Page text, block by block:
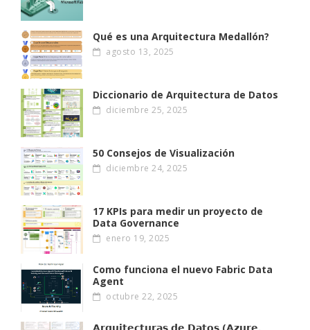
Qué es una Arquitectura Medallón?
agosto 13, 2025
Diccionario de Arquitectura de Datos
diciembre 25, 2025
50 Consejos de Visualización
diciembre 24, 2025
17 KPIs para medir un proyecto de
Data Governance
enero 19, 2025
Como funciona el nuevo Fabric Data
Agent
octubre 22, 2025